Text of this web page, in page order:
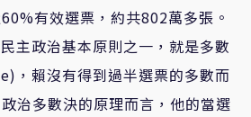
有效選票，約共802萬多張。
主政治基本原則之一，就是多數
賴沒有得到過半選票的多數而
治多數決的原理而言，他的當選